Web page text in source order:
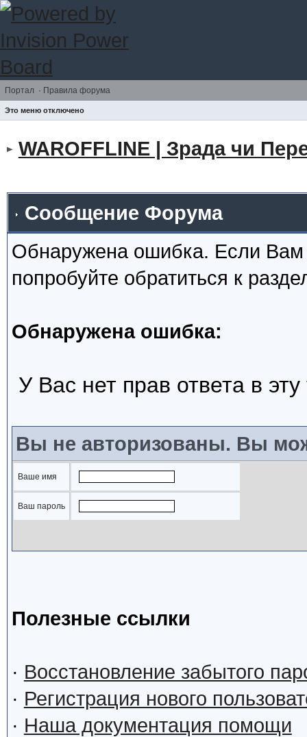
Портал · Правила форума
Это меню отключено
WAROFFLINE | Зрада чи
Сообщение Форума
Обнаружена ошибка. Если
попробуйте обратиться к
Обнаружена ошибка:
У Вас нет прав ответа в
Вы не авторизованы. Вы
Ваше имя
Ваш пароль
Полезные ссылки
· Восстановление забытого
· Регистрация нового
· Наша документация помощи